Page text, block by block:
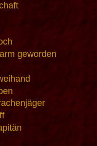
geworden